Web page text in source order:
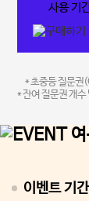
사용 기
5,000
* 초중등 질문권
* 잔여 질문권 개
이벤트 기간